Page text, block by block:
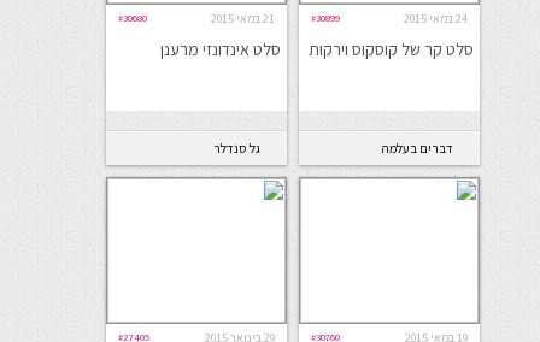
24 במאי 2015 #30899
סלט קר של קוסקוס וירקות
דברים בעלמה
21 במאי 2015 #30680
סלט אינדונזי מרענן
גל סנדלר
קאראסיק
19 במאי 2015 #30760 29 בינואר 2015 #27405